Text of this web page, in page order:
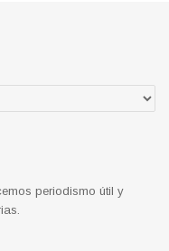
periodismo útil y